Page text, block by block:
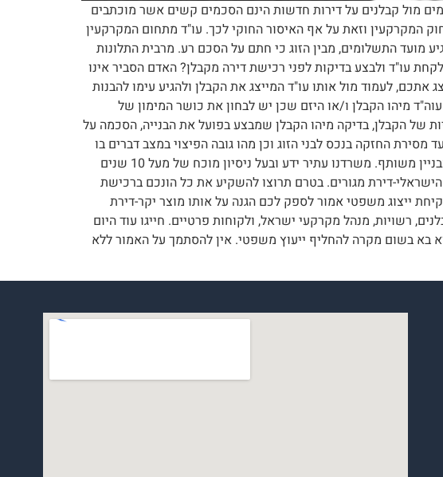
מול קבלנים על דירות חדשות הינם הסכמים קשים אשר מוכתבים
המקרקעין וזאת על אף האיסור החוקי לכך. עו"ד מתחום המקרקעין
מועד התשלומים, מבין הזוג כי חתם על הסכם רע. מרבית התלונות
עו"ד ולבצע בדיקות לפני רכישת דירה מקבלן? האדם הסביר אינו
לעמוד מול אותו עו"ד המייצג את הקבלן ולהגיע עימו להבנות
מיהו הקבלן ו/או היזם שכן יש לבחון את כושר המימון של
של הקבלן, בדיקה מיהו הקבלן שמבצע בפועל את הבנייה, הסכמה על
החזקה בנכס לבני הזוג וכן מהו גובה הפיצוי במצב דברים בו
הקבלן מאחר במועד מסירת החזקה מעל למוסכם (בחוק ובהסכם), ולסיום יש לוודא ולעמוד על רישום הבית כבניין משותף. משרדנו עתיר ידע ובעל ניסיון מוכח של מעל 10 שנים
דירת מגורים. בטרם תרוצו להשקיע את כל הונכם ברכישת
ייצוג משפטי אמור לספק לכם הגנה על אותו מוצר יקר-דירת
ומתעסק מידי יום מול קבלנים, רשויות, מנהל מקרקעי ישראל, ולקוחות פרטיים. חייגו עוד היום
כללי וראשוני בלבד ואין הוא בא בשום מקרה להחליף ייעוץ משפטי. אין להסתמך על האמור ללא